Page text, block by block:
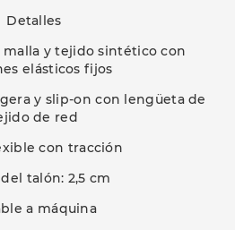
Detalles
malla y tejido sintético con
elásticos fijos
y slip-on con lengüeta de
de red
con tracción
talón: 2,5 cm
a máquina